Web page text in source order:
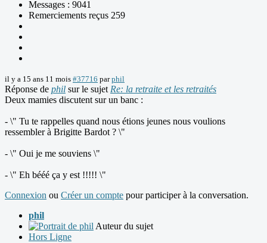
Messages : 9041
Remerciements reçus 259
il y a 15 ans 11 mois #37716 parphil
Réponse de phil sur le sujet Re: la retraite et les retraités
Deux mamies discutent sur un banc :
- \" Tu te rappelles quand nous étions jeunes nous voulions
ressembler à Brigitte Bardot ? \"
- \" Oui je me souviens \"
- \" Eh bééé ça y est !!!!! \"
Connexion ou Créer un compte pour participer à la conversation.
phil
Auteur du sujet
Hors Ligne